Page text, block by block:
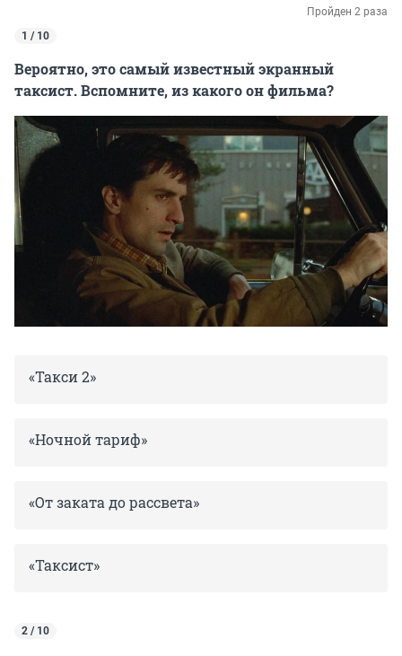
Пройден 2 раза
1 / 10
Вероятно, это самый известный экранный
таксист. Вспомните, из какого он фильма?
«Такси 2»
«Ночной тариф»
«От заката до рассвета»
«Таксист»
2 / 10